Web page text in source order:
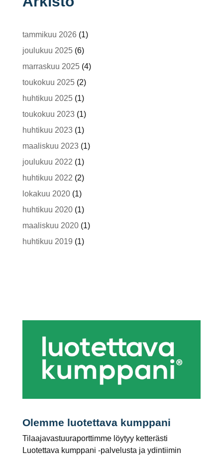
tammikuu 2026 (1)
joulukuu 2025(6)
marraskuu 2025(4)
toukokuu 2025(2)
huhtikuu 2025(1)
toukokuu 2023(1)
huhtikuu 2023(1)
maaliskuu 2023(1)
joulukuu 2022 (1)
huhtikuu 2022 (2)
lokakuu 2020(1)
huhtikuu 2020(1)
maaliskuu 2020(1)
huhtikuu 2019 (1)
Olemme luotettava kumppani
Tilaajavastuuraporttimme löytyy ketterästi
Luotettava kumppani -palvelusta ja ydintiimin